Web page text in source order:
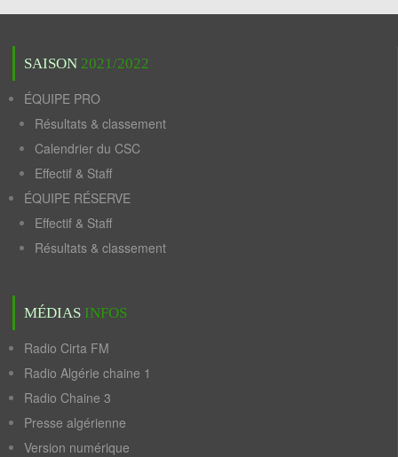
SAISON 2021/2022
ÉQUIPE PRO
Résultats & classement
Calendrier du CSC
Effectif & Staff
ÉQUIPE RÉSERVE
Effectif & Staff
Résultats & classement
MÉDIAS INFOS
Radio Cirta FM
Radio Algérie chaine 1
Radio Chaine 3
Presse algérienne
Version numérique